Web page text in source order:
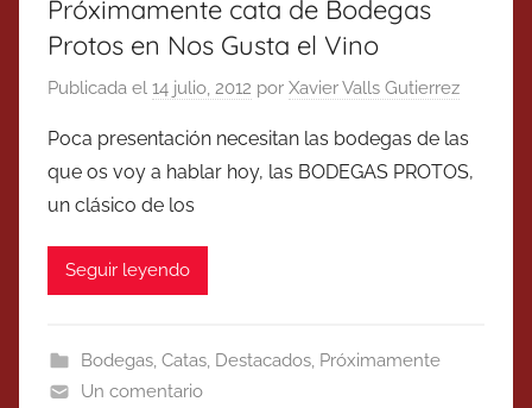
Próximamente cata de Bodegas
Protos en Nos Gusta el Vino
Publicada el 14 julio, 2012 por Xavier Valls Gutierrez
Poca presentación necesitan las bodegas de las
que os voy a hablar hoy, las BODEGAS PROTOS,
un clásico de los
Seguir leyendo
Bodegas, Catas, Destacados, Próximamente
Un comentario